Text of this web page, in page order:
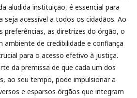
aludida instituição, é essencial para
seja acessível a todos os cidadãos. Ao
preferências, as diretrizes do órgão, o
ambiente de credibilidade e confiança
para o acesso efetivo à justiça.
da premissa de que cada um dos
ao seu tempo, pode impulsionar a
e esparsos órgãos que integram